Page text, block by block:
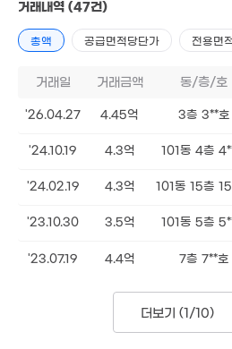
거래내역 (47건)
총액 공급면적당단가 전용면
거래일 거래금액 동/층/호
'26.04.27 4.45억 3층 3**호
'24.10.19 4.3억 101동 4층
'24.02.19 4.3억 101동 15층
'23.10.30 3.5억 101동 5층
'23.07.19 4.4억 7층 7**호
더보기 (1/10)